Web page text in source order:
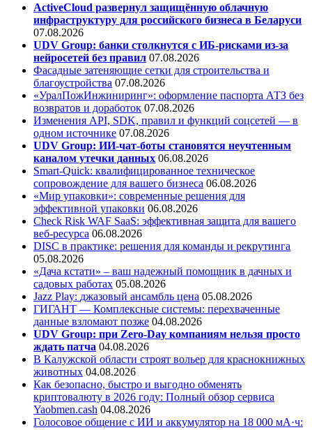
ActiveCloud развернул защищённую облачную
инфраструктуру для российского бизнеса в Беларуси
07.08.2026
UDV Group: банки столкнутся с ИБ-рисками из-за
нейросетей без правил 07.08.2026
Фасадные затеняющие сетки для строительства и
благоустройства 07.08.2026
«УралПожИнжиниринг»: оформление паспорта АТЗ без
возвратов и доработок 07.08.2026
Изменения API, SDK, правил и функций соцсетей — в
одном источнике 07.08.2026
UDV Group: ИИ-чат-боты становятся неучтенным
каналом утечки данных 06.08.2026
Smart-Quick: квалифицированное техническое
сопровождение для вашего бизнеса 06.08.2026
«Мир упаковки»: современные решения для
эффективной упаковки 06.08.2026
Check Risk WAF SaaS: эффективная защита для вашего
веб-ресурса 06.08.2026
DISC в практике: решения для команды и рекрутинга
05.08.2026
«Дача кстати» – ваш надежный помощник в дачных и
садовых работах 05.08.2026
Jazz Play: джазовый ансамбль цена 05.08.2026
ГИГАНТ — Комплексные системы: перехваченные
данные взломают позже 04.08.2026
UDV Group: при Zero-Day компаниям нельзя просто
ждать патча 04.08.2026
В Калужской области строят вольер для краснокнижных
животных 04.08.2026
Как безопасно, быстро и выгодно обменять
криптовалюту в 2026 году: Полный обзор сервиса
Yaobmen.cash 04.08.2026
Голосовое общение с ИИ и аккумулятор на 18 000 мА·ч: